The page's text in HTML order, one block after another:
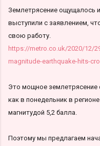
Землетрясение ощущалось
выступили с заявлением,
свою работу.
https://metro.co.uk/2020/12/
magnitude-earthquake-hits-
Это мощное землетрясение
как в понедельник в
магнитудой 5,2 балла.
Поэтому мы предлагаем